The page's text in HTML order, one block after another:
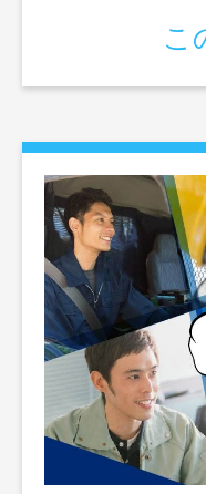
回各５，００
こ